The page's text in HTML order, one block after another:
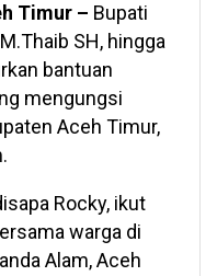
Timur – Bupati
SH, hingga
bantuan
mengungsi
Aceh Timur,
Rocky, ikut
warga di
Alam, Aceh